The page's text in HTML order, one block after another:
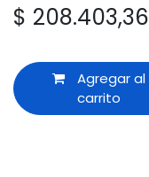
$ 208.403,36
Agregar al
carrito